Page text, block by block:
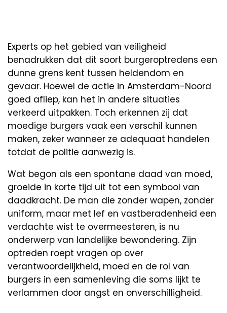
Experts op het gebied van veiligheid
benadrukken dat dit soort burgeroptredens een
dunne grens kent tussen heldendom en
gevaar. Hoewel de actie in Amsterdam-Noord
goed afliep, kan het in andere situaties
verkeerd uitpakken. Toch erkennen zij dat
moedige burgers vaak een verschil kunnen
maken, zeker wanneer ze adequaat handelen
totdat de politie aanwezig is.
Wat begon als een spontane daad van moed,
groeide in korte tijd uit tot een symbool van
daadkracht. De man die zonder wapen, zonder
uniform, maar met lef en vastberadenheid een
verdachte wist te overmeesteren, is nu
onderwerp van landelijke bewondering. Zijn
optreden roept vragen op over
verantwoordelijkheid, moed en de rol van
burgers in een samenleving die soms lijkt te
verlammen door angst en onverschilligheid.